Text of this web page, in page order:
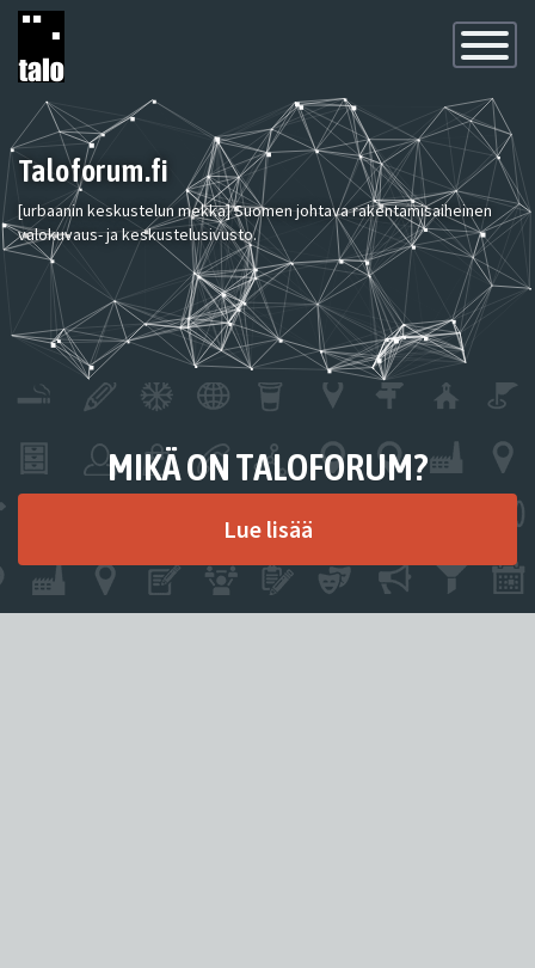
Toggle
Taloforum.fi
[urbaanin keskustelun mekka] Suomen johtava rakentamisaiheinen
valokuvaus- ja keskustelusivusto.
MIKÄ ON TALOFORUM?
Lue lisää